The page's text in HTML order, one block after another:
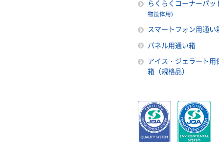
らくらくコーナーパッ
物筺体用)
スマートフォン用通い
パネル用通い箱
アイス・ジェラート用
箱（規格品）